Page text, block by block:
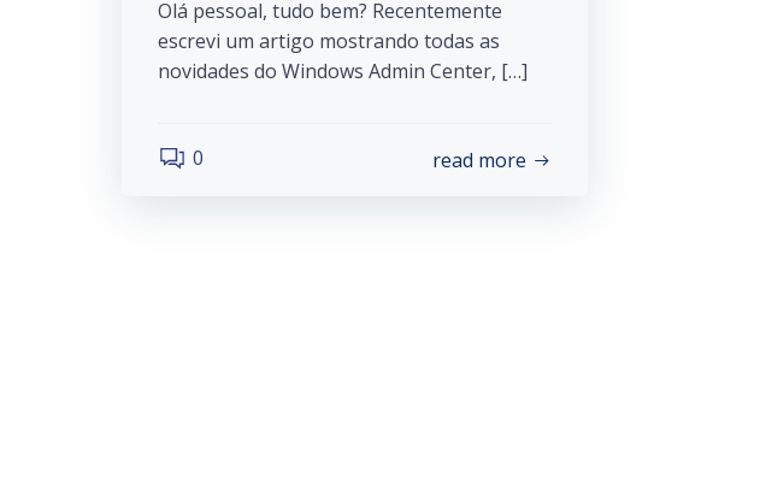
Olá pessoal, tudo bem? Recentemente
escrevi um artigo mostrando todas as
novidades do Windows Admin Center, […]
0 read more